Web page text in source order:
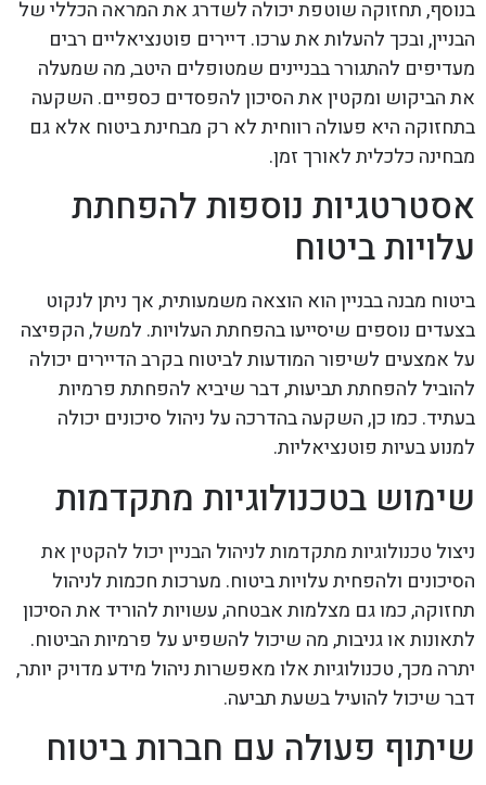
בנוסף, תחזוקה שוטפת יכולה לשדרג את המראה הכללי של
הבניין, ובכך להעלות את ערכו. דיירים פוטנציאליים רבים
מעדיפים להתגורר בבניינים שמטופלים היטב, מה שמעלה
את הביקוש ומקטין את הסיכון להפסדים כספיים. השקעה
בתחזוקה היא פעולה רווחית לא רק מבחינת ביטוח אלא גם
מבחינה כלכלית לאורך זמן.
אסטרטגיות נוספות להפחתת
עלויות ביטוח
ביטוח מבנה בבניין הוא הוצאה משמעותית, אך ניתן לנקוט
בצעדים נוספים שיסייעו בהפחתת העלויות. למשל, הקפיצה
על אמצעים לשיפור המודעות לביטוח בקרב הדיירים יכולה
להוביל להפחתת תביעות, דבר שיביא להפחתת פרמיות
בעתיד. כמו כן, השקעה בהדרכה על ניהול סיכונים יכולה
למנוע בעיות פוטנציאליות.
שימוש בטכנולוגיות מתקדמות
ניצול טכנולוגיות מתקדמות לניהול הבניין יכול להקטין את
הסיכונים ולהפחית עלויות ביטוח. מערכות חכמות לניהול
תחזוקה, כמו גם מצלמות אבטחה, עשויות להוריד את הסיכון
לתאונות או גניבות, מה שיכול להשפיע על פרמיות הביטוח.
יתרה מכך, טכנולוגיות אלו מאפשרות ניהול מידע מדויק יותר,
דבר שיכול להועיל בשעת תביעה.
שיתוף פעולה עם חברות ביטוח